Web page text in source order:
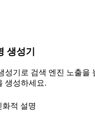
생성기
성기로 검색 엔진 노출을
생성하세요.
화적 설명